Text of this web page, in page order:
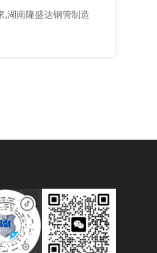
,湖南隆盛达钢管制造